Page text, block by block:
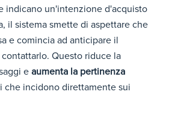
indicano un'intenzione d'acquisto
il sistema smette di aspettare che
e comincia ad anticipare il
Questo riduce la
e aumenta la pertinenza
che incidono direttamente sui